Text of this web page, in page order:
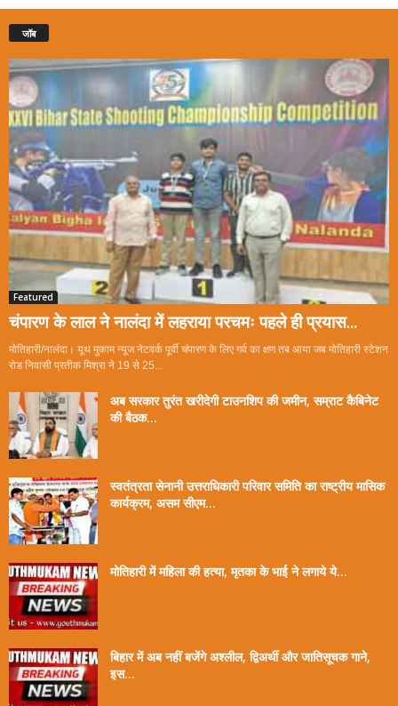
जॉब
Featured
चंपारण के लाल ने नालंदा में लहराया परचमः पहले ही प्रयास...
मोतिहारी/नालंदा। यूथ मुकाम न्यूज नेटवर्क पूर्वी चंपारण के लिए गर्व का क्षण तब आया जब मोतिहारी स्टेशन
रोड निवासी प्रतीक मिश्रा ने 19 से 25...
अब सरकार तुरंत खरीदेगी टाउनशिप की जमीन, सम्राट कैबिनेट
की बैठक...
स्वतंत्रता सेनानी उत्तराधिकारी परिवार समिति का राष्ट्रीय मासिक
कार्यक्रम, असम सीएम...
मोतिहारी में महिला की हत्या, मृतका के भाई ने लगाये ये...
बिहार में अब नहीं बजेंगे अश्लील, द्विअर्थी और जातिसूचक गाने,
इस...